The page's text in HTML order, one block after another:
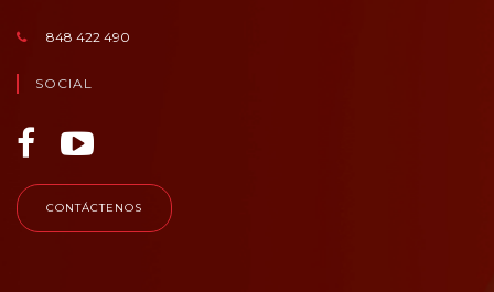
848 422 490
SOCIAL
CONTÁCTENOS